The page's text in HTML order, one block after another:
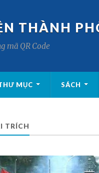
THÀNH
mã QR Code
MỤC SÁCH
TRÍCH